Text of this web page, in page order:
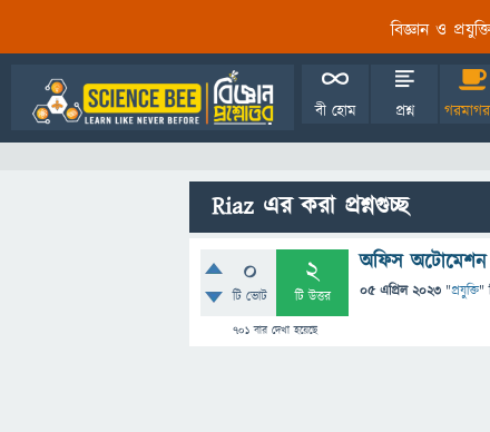
বিজ্ঞান ও
বী হোম প্রশ্ন
Riaz এর করা প্রশ্নগুচ্ছ
0
টি ভোট
2
টি উত্তর
701বার দেখা হয়েছে
অফিস অটোমেশন
05 এপ্রিল 2023 "প্রযুক্তি"